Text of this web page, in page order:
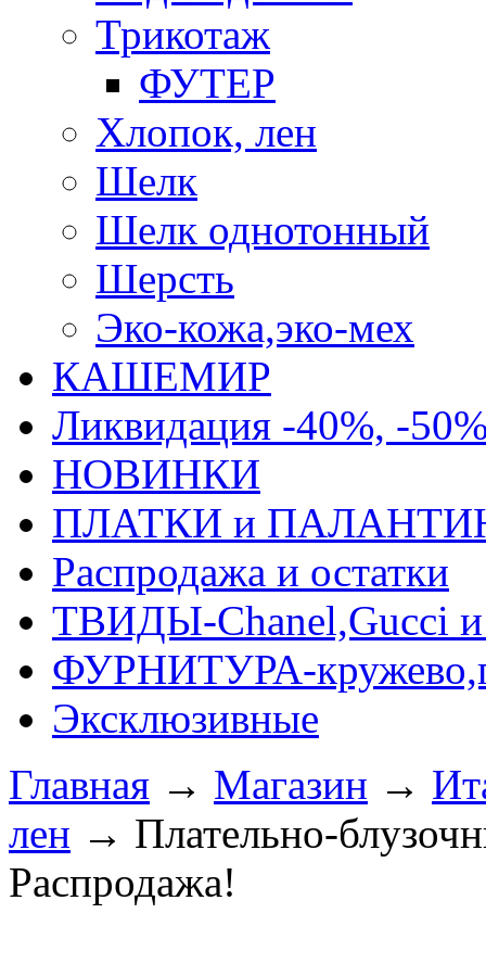
Трикотаж
ФУТЕР
Хлопок, лен
Шелк
Шелк однотонный
Шерсть
Эко-кожа,эко-мех
КАШЕМИР
Ликвидация -40%, -
НОВИНКИ
ПЛАТКИ и
Распродажа и остатки
ТВИДЫ-Сhanel,Gucci и
ФУРНИТУРА-
Эксклюзивные
Главная → Магазин →
лен → Плательно-
Распродажа!